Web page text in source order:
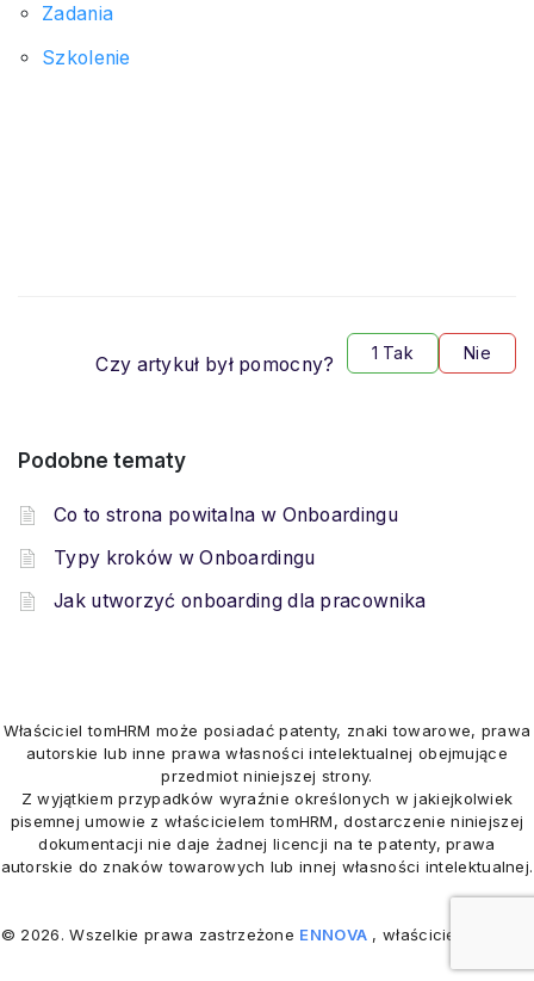
Zadania
Szkolenie
Nie
1 Tak
Czy artykuł był pomocny?
Podobne tematy
Co to strona powitalna w Onboardingu
Typy kroków w Onboardingu
Jak utworzyć onboarding dla pracownika
Właściciel tomHRM może posiadać patenty, znaki towarowe, prawa
autorskie lub inne prawa własności intelektualnej obejmujące
przedmiot niniejszej strony.
Z wyjątkiem przypadków wyraźnie określonych w jakiejkolwiek
pisemnej umowie z właścicielem tomHRM, dostarczenie niniejszej
dokumentacji nie daje żadnej licencji na te patenty, prawa
autorskie do znaków towarowych lub innej własności intelektualnej.
© 2026. Wszelkie prawa zastrzeżone ENNOVA , właściciel